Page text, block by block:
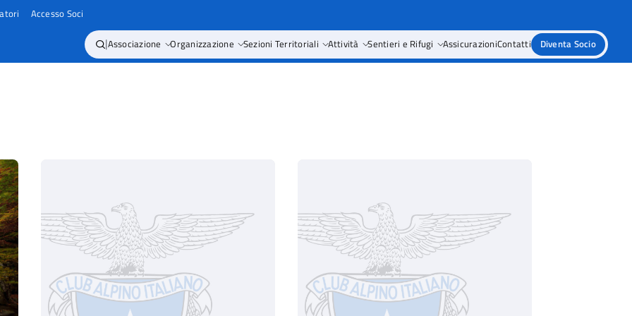
Accesso Soci
|Associazione Organizzazione Sezioni Territoriali Attività Sentieri e Rifugi AssicurazioniContatti Diventa Socio